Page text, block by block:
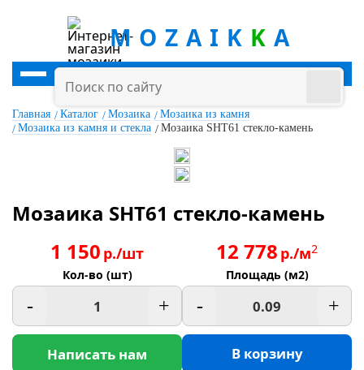
MOZAIK K A
Главная Каталог Мозаика
Мозаика из камня
Мозаика из камня и стекла
Мозаика SHT61 стекло-камень
Мозаика SHT61 стекло-камень
1 150 р./шт
Кол-во (шт)
- +
Написать нам
12 778 р./м2
Площадь (м2)
- +
В корзину